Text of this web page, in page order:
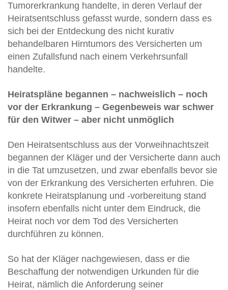
Tumorerkrankung handelte, in deren Verlauf der
Heiratsentschluss gefasst wurde, sondern dass es
sich bei der Entdeckung des nicht kurativ
behandelbaren Hirntumors des Versicherten um
einen Zufallsfund nach einem Verkehrsunfall
handelte.
Heiratspläne begannen – nachweislich – noch
vor der Erkrankung – Gegenbeweis war schwer
für den Witwer – aber nicht unmöglich
Den Heiratsentschluss aus der Vorweihnachtszeit
begannen der Kläger und der Versicherte dann auch
in die Tat umzusetzen, und zwar ebenfalls bevor sie
von der Erkrankung des Versicherten erfuhren. Die
konkrete Heiratsplanung und -vorbereitung stand
insofern ebenfalls nicht unter dem Eindruck, die
Heirat noch vor dem Tod des Versicherten
durchführen zu können.
So hat der Kläger nachgewiesen, dass er die
Beschaffung der notwendigen Urkunden für die
Heirat, nämlich die Anforderung seiner